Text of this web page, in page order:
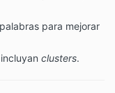
para mejorar
clusters.